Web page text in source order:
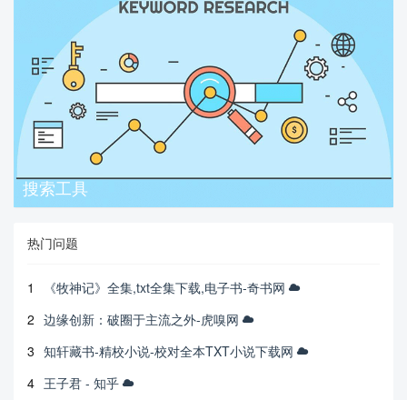
搜索工具
热门问题
1
《牧神记》全集,txt全集下载,电子书-奇书网
2 边缘创新：破圈于主流之外-虎嗅网
3 知轩藏书-精校小说-校对全本TXT小说下载网
4 王子君 - 知乎